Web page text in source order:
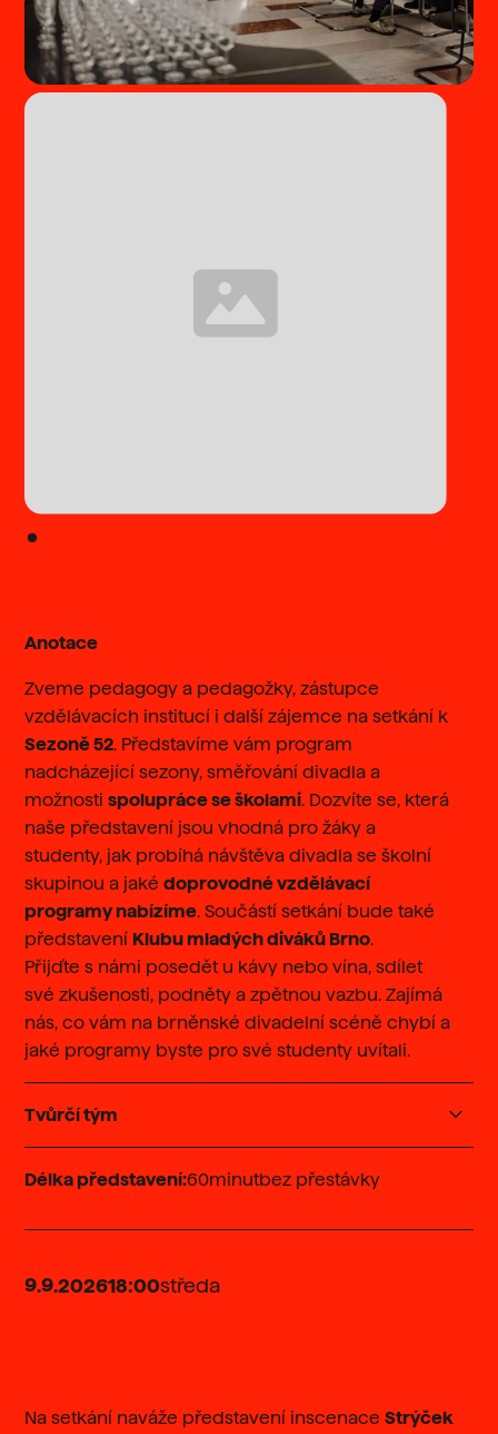
Anotace
Zveme pedagogy a pedagožky, zástupce
vzdělávacích institucí i další zájemce na setkání k
Sezoně 52. Představíme vám program
nadcházející sezony, směřování divadla a
možnostispolupráce se školami. Dozvíte se, která
naše představení jsou vhodná pro žáky a
studenty, jak probíhá návštěva divadla se školní
skupinou a jakédoprovodné vzdělávací
programy nabízíme. Součástí setkání bude také
představení Klubu mladých diváků Brno.
Přijďte s námi posedět u kávy nebo vína, sdílet
své zkušenosti, podněty a zpětnou vazbu. Zajímá
nás, co vám na brněnské divadelní scéně chybí a
jaké programy byste pro své studenty uvítali.
Tvůrčí tým
jiné v HaDivadle koordinuje vzdělávání, zúčastní
Délka představení:60minutbez přestávky
9.9.202618:00středa
Na setkání naváže představení inscenaceStrýček